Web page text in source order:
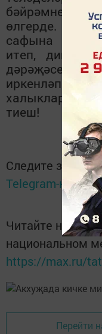
бәйрәмне
өлгерде.
сафына
итеп, дин
иркенләп
халыклар
тиеш!
Следите за
Telegram-канале
Читайте
национальном
https://max.ru/
Перейти